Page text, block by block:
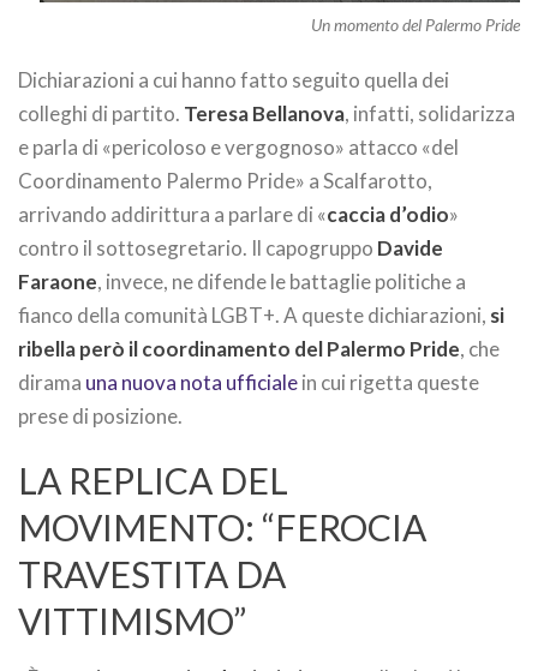
Un momento del Palermo Pride
Dichiarazioni a cui hanno fatto seguito quella dei
colleghi di partito. Teresa Bellanova, infatti, solidarizza
e parla di «pericoloso e vergognoso» attacco «del
Coordinamento Palermo Pride» a Scalfarotto,
arrivando addirittura a parlare di «caccia d’odio»
contro il sottosegretario. Il capogruppo Davide
Faraone, invece, ne difende le battaglie politiche a
fianco della comunità LGBT+. A queste dichiarazioni, si
ribella però il coordinamento del Palermo Pride, che
dirama una nuova nota ufficialein cui rigetta queste
prese di posizione.
LA REPLICA DEL
MOVIMENTO: “FEROCIA
TRAVESTITA DA
VITTIMISMO”